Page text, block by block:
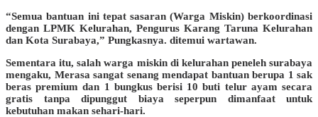
“Semua bantuan ini tepat sasaran (Warga Miskin) berkoordinasi
dengan LPMK Kelurahan, Pengurus Karang Taruna Kelurahan
dan Kota Surabaya,” Pungkasnya. ditemui wartawan.
Sementara itu, salah warga miskin di kelurahan peneleh surabaya
mengaku, Merasa sangat senang mendapat bantuan berupa 1 sak
beras premium dan 1 bungkus berisi 10 buti telur ayam secara
gratis tanpa dipunggut biaya seperpun dimanfaat untuk
kebutuhan makan sehari-hari.